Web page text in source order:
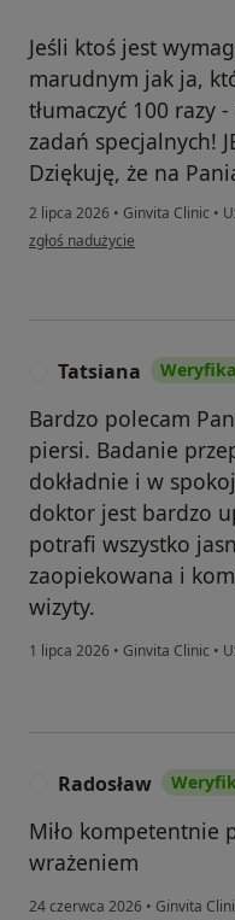
Jeśli ktoś jest
marudnym jak ja,
tłumaczyć 100 razy
zadań specjalnych!
Dziękuję, że na
2 lipca 2026 • Ginvita Clinic •
w opinii użytkownika Marlena
zgłoś nadużycie
Tatsiana
Bardzo polecam
piersi. Badanie
dokładnie i w
doktor jest bardzo
potrafi wszystko
zaopiekowana i
wizyty.
1 lipca 2026 • Ginvita Clinic •
Radosław
Miło kompetentnie
wrażeniem
24 czerwca 2026 • Ginvita